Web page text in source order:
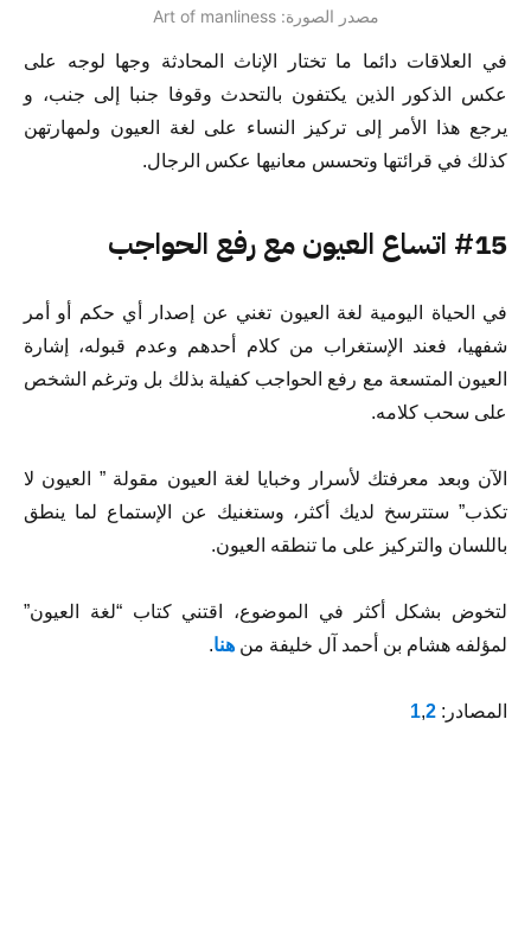
مصدر الصورة: Art of manliness
في العلاقات دائما ما تختار الإناث المحادثة وجها لوجه على
عكس الذكور الذين يكتفون بالتحدث وقوفا جنبا إلى جنب، و
يرجع هذا الأمر إلى تركيز النساء على لغة العيون ولمهارتهن
كذلك في قرائتها وتحسس معانيها عكس الرجال.
#15 اتساع العيون مع رفع الحواجب
في الحياة اليومية لغة العيون تغني عن إصدار أي حكم أو أمر
شفهيا، فعند الإستغراب من كلام أحدهم وعدم قبوله، إشارة
العيون المتسعة مع رفع الحواجب كفيلة بذلك بل وترغم الشخص
على سحب كلامه.
الآن وبعد معرفتك لأسرار وخبايا لغة العيون مقولة ” العيون لا
تكذب” ستترسخ لديك أكثر، وستغنيك عن الإستماع لما ينطق
باللسان والتركيز على ما تنطقه العيون.
لتخوض بشكل أكثر في الموضوع، اقتني كتاب “لغة العيون”
لمؤلفه هشام بن أحمد آل خليفة من هنا.
المصادر: 1,2